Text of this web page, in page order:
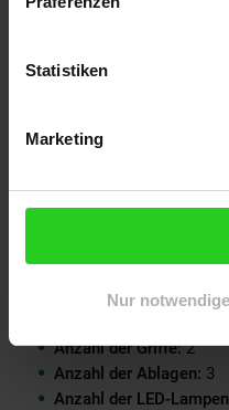
Statistiken
Marketing
Nur
Wählen Sie zwischen
2 Schubladen mit Soft-
Abmessungen (H x B x
Abmessungen des
Anzahl der Griffe:2
Anzahl der Ablagen: 3
Anzahl der LED-